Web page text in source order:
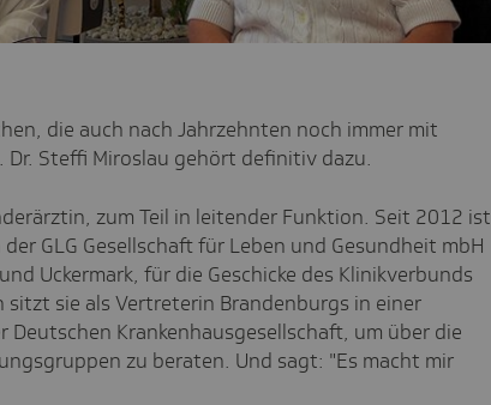
die auch nach Jahrzehnten noch immer mit
Dr. Steffi Miroslau gehört definitiv dazu.
zum Teil in leitender Funktion. Seit 2012 ist
GLG Gesellschaft für Leben und Gesundheit mbH
Uckermark, für die Geschicke des Klinikverbunds
sie als Vertreterin Brandenburgs in einer
Deutschen Krankenhausgesellschaft, um über die
zu beraten. Und sagt: "Es macht mir